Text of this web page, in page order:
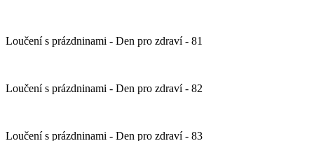
Loučení s prázdninami - Den pro zdraví - 81
Loučení s prázdninami - Den pro zdraví - 82
Loučení s prázdninami - Den pro zdraví - 83